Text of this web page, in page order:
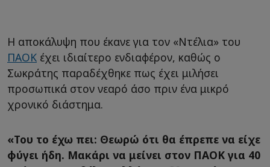
Η αποκάλυψη που έκανε για τον «Ντέλια» του
ΠΑΟΚ έχει ιδιαίτερο ενδιαφέρον, καθώς ο
Σωκράτης παραδέχθηκε πως έχει μιλήσει
προσωπικά στον νεαρό άσο πριν ένα μικρό
χρονικό διάστημα.
«Του το έχω πει: Θεωρώ ότι θα έπρεπε να είχε
φύγει ήδη. Μακάρι να μείνει στον ΠΑΟΚ για 40